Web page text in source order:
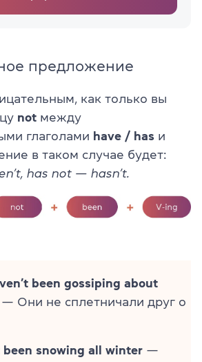
предложение
, как только вы
not между
глаголами have / has и
в таком случае будет:
has not — hasn’t.
been gossiping about
— Они не сплетничали друг о
been snowing all winter —